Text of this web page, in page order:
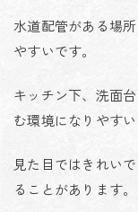
水道配管がある場
やすいです。
キッチン下、洗面
む環境になりやすい
見た目ではきれい
ることがあります。